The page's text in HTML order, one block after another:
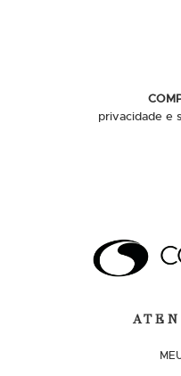
privacidade e